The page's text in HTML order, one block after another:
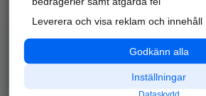
API & Kartor
Leverera och visa reklam och innehåll
Godkänn alla
Inställningar
Dataskydd